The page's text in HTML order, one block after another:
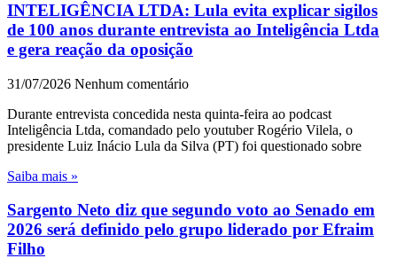
INTELIGÊNCIA LTDA: Lula evita explicar sigilos
de 100 anos durante entrevista ao Inteligência Ltda
e gera reação da oposição
31/07/2026 Nenhum comentário
Durante entrevista concedida nesta quinta-feira ao podcast
Inteligência Ltda, comandado pelo youtuber Rogério Vilela, o
presidente Luiz Inácio Lula da Silva (PT) foi questionado sobre
Saiba mais »
Sargento Neto diz que segundo voto ao Senado em
2026 será definido pelo grupo liderado por Efraim
Filho